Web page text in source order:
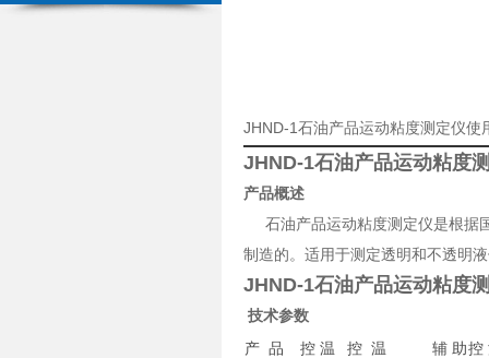
JHND-1石油产品运动粘度测定仪使
JHND-1石油产品运动粘度
产品概述
石油产品运动粘度测定仪是根据
制造的。适用于测定透明和不透明
JHND-1石油产品运动粘度
技术参数
产 品
控 温
控 温
辅 助控